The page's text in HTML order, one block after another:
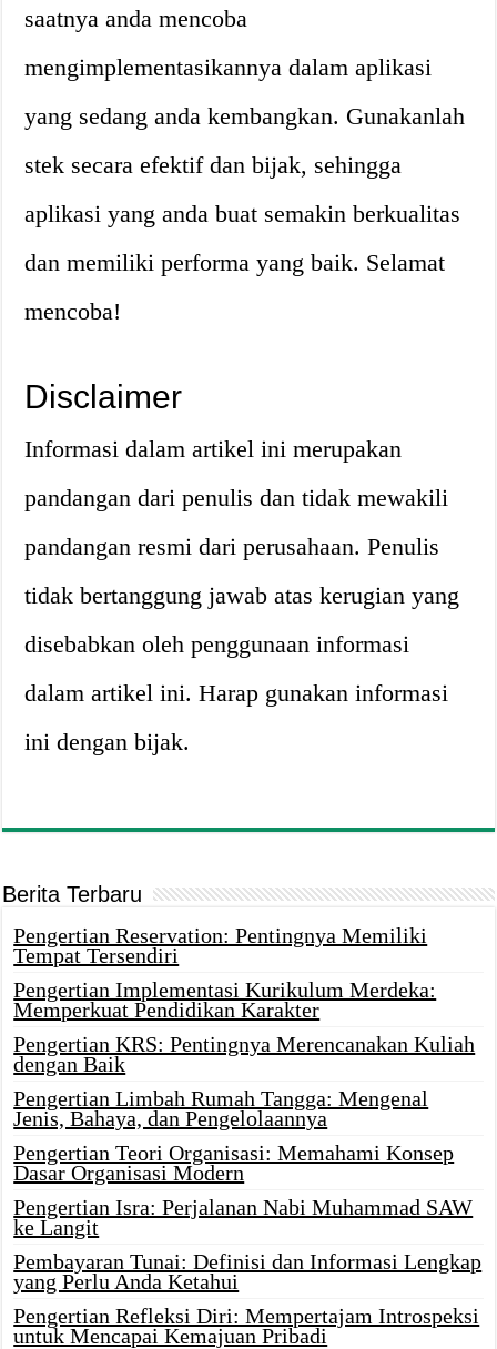
saatnya anda mencoba
mengimplementasikannya dalam aplikasi
yang sedang anda kembangkan. Gunakanlah
stek secara efektif dan bijak, sehingga
aplikasi yang anda buat semakin berkualitas
dan memiliki performa yang baik. Selamat
mencoba!
Disclaimer
Informasi dalam artikel ini merupakan
pandangan dari penulis dan tidak mewakili
pandangan resmi dari perusahaan. Penulis
tidak bertanggung jawab atas kerugian yang
disebabkan oleh penggunaan informasi
dalam artikel ini. Harap gunakan informasi
ini dengan bijak.
Berita Terbaru
Pengertian Reservation: Pentingnya Memiliki
Tempat Tersendiri
Pengertian Implementasi Kurikulum Merdeka:
Memperkuat Pendidikan Karakter
Pengertian KRS: Pentingnya Merencanakan Kuliah
dengan Baik
Pengertian Limbah Rumah Tangga: Mengenal
Jenis, Bahaya, dan Pengelolaannya
Pengertian Teori Organisasi: Memahami Konsep
Dasar Organisasi Modern
Pengertian Isra: Perjalanan Nabi Muhammad SAW
ke Langit
Pembayaran Tunai: Definisi dan Informasi Lengkap
yang Perlu Anda Ketahui
Pengertian Refleksi Diri: Mempertajam Introspeksi
untuk Mencapai Kemajuan Pribadi